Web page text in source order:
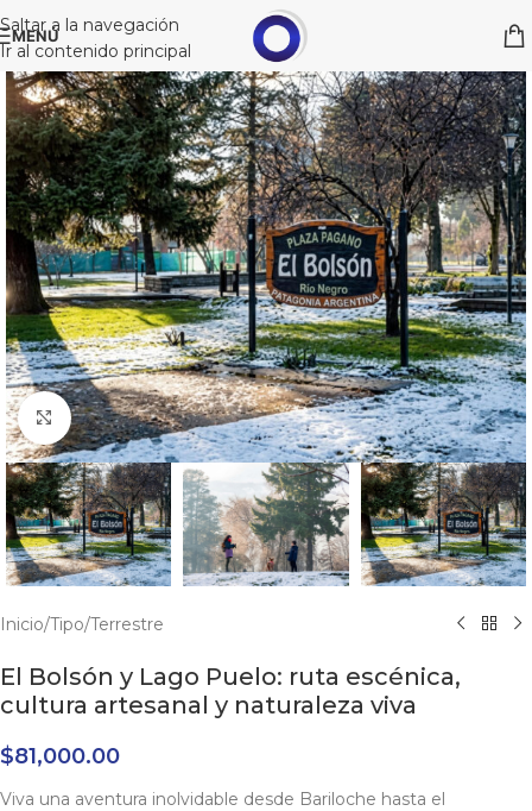
Saltar a la navegación
Ir al contenido principal
MENÚ
Clic para ampliar
Inicio/Tipo/Terrestre
El Bolsón y Lago Puelo: ruta escénica,
cultura artesanal y naturaleza viva
$81,000.00
Viva una aventura inolvidable desde Bariloche hasta el